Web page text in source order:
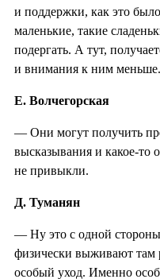
и поддержки, как это
маленькие, такие
подергать. А тут,
и внимания к ним меньше.
Е. Волчегорская
— Они могут получить
высказывания и какое-то
не привыкли.
Д. Туманян
— Ну это с одной
физически выживают там
особый уход. Именно